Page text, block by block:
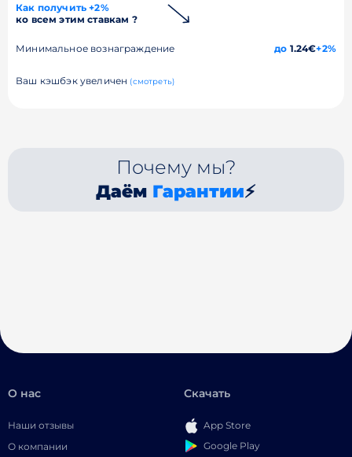
Как получить +2%
ко всем этим ставкам ?
Минимальное вознаграждение до 1.24€+2%
Ваш кэшбэк увеличен (смотреть)
Почему мы?
Даём Гарантии⚡
О нас
Наши отзывы
О компании
Скачать
App Store
Google Play